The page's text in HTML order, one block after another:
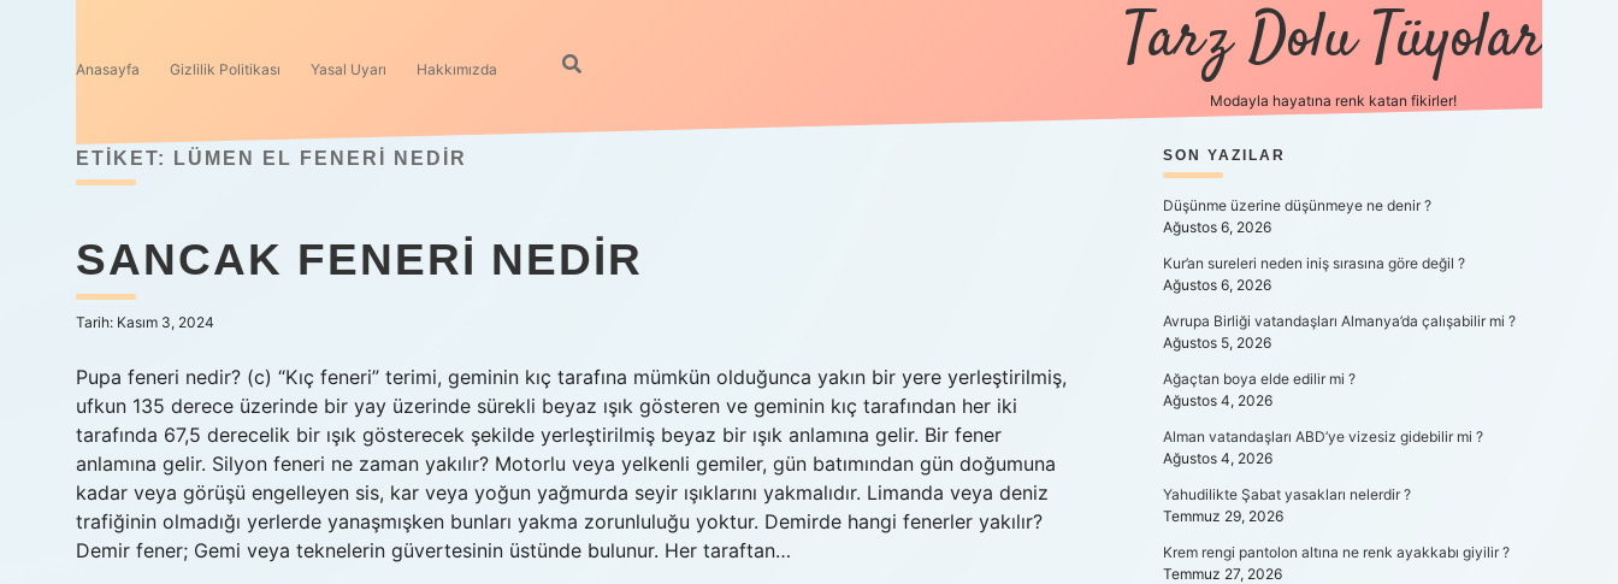
Anasayfa Gizlilik Politikası Yasal Uyarı Hakkımızda Tarz Dolu Tüyolar
Modayla hayatına renk katan fikirler!
ETIKET: LÜMEN EL FENERI NEDIR
SANCAK FENERI NEDIR
Tarih: Kasım 3, 2024
Pupa feneri nedir? (c) “Kıç feneri” terimi, geminin kıç tarafına mümkün olduğunca yakın bir yere yerleştirilmiş,
ufkun 135 derece üzerinde bir yay üzerinde sürekli beyaz ışık gösteren ve geminin kıç tarafından her iki
tarafında 67,5 derecelik bir ışık gösterecek şekilde yerleştirilmiş beyaz bir ışık anlamına gelir. Bir fener
anlamına gelir. Silyon feneri ne zaman yakılır? Motorlu veya yelkenli gemiler, gün batımından gün doğumuna
kadar veya görüşü engelleyen sis, kar veya yoğun yağmurda seyir ışıklarını yakmalıdır. Limanda veya deniz
trafiğinin olmadığı yerlerde yanaşmışken bunları yakma zorunluluğu yoktur. Demirde hangi fenerler yakılır?
Demir fener; Gemi veya teknelerin güvertesinin üstünde bulunur. Her taraftan…
SIDEBAR
SON YAZILAR
Düşünme üzerine düşünmeye ne denir ?
Ağustos 6, 2026
Kur’an sureleri neden iniş sırasına göre değil ?
Ağustos 6, 2026
Avrupa Birliği vatandaşları Almanya’da çalışabilir mi ?
Ağustos 5, 2026
Ağaçtan boya elde edilir mi ?
Ağustos 4, 2026
Alman vatandaşları ABD’ye vizesiz gidebilir mi ?
Ağustos 4, 2026
Yahudilikte Şabat yasakları nelerdir ?
Temmuz 29, 2026
Krem rengi pantolon altına ne renk ayakkabı giyilir ?
Temmuz 27, 2026
hiltonbet güncel girişhttps://www.betexper.xyz/